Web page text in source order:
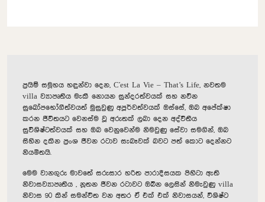
ප්‍රයිම් සමූහය හඳුන්වා දෙන, C'est La Vie – That’s Life, නවතම
villa ව්‍යාපෘතිය මැකී නොයන සුන්දරත්වයක් සහ නවීන
සුඛෝපභෝගීත්වයත් මුසුවුණු අපූර්වත්වයක් ඔස්සේ, ඔබ අපේක්ෂා
කරන ජීවිතයට වෙනස්ම වූ අරුතක් ලබා දෙන අද්විතීය
සුවිශිෂ්ටත්වයක් සහ ඔබ වෙනුවෙන්ම නිමවුණු සේවා සමගින්, ඔබ
සිහින දකින ප්‍රංශ ජීවන රටාව සැබෑවක් බවට පත් කොට දෙන්නට
නියමිතයි.
මෙම වානගුරු මාවතේ සරුසාර හරිත පාරාදීසයක පිහිටා ඇති
නිවාසව්‍යාපෘතිය , නූතන ජීවන රටාවට ඔබින ලෙසින් නිමැවුණු villa
නිවාස 90 කින් සමන්විත වන අතර ඒ එක් එක් නිවාසයන්, විශිෂ්ට